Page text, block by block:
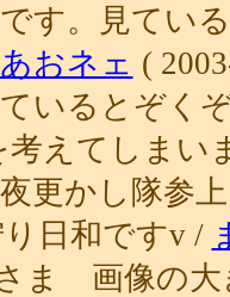
す。見てい
あおネェ (
いるとぞく
考えてしまい
更かし隊参
日和ですv /
ま 画像の大